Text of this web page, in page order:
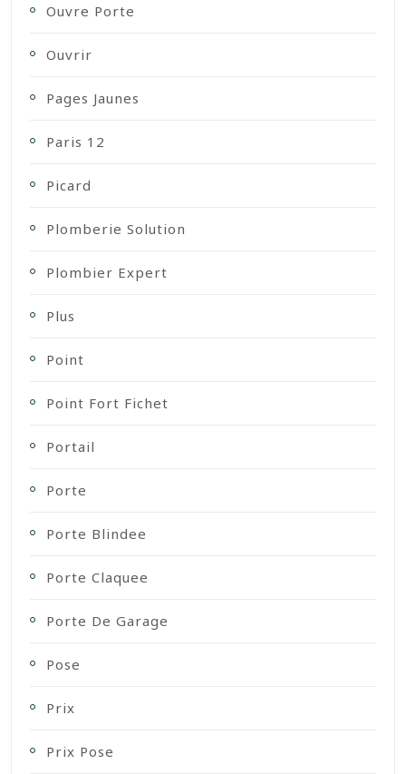
Ouvre Porte
Ouvrir
Pages Jaunes
Paris 12
Picard
Plomberie Solution
Plombier Expert
Plus
Point
Point Fort Fichet
Portail
Porte
Porte Blindee
Porte Claquee
Porte De Garage
Pose
Prix
Prix Pose